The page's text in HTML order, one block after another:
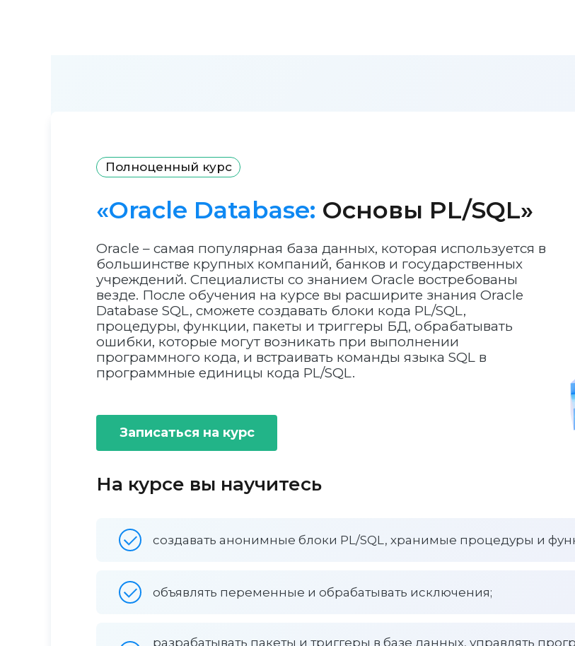
Полноценный курс
«Oracle Database: Основы PL/SQL»
Oracle – самая популярная база данных, которая используется в
большинстве крупных компаний, банков и государственных
учреждений. Специалисты со знанием Oracle востребованы
везде. После обучения на курсе вы расширите знания Oracle
Database SQL, сможете создавать блоки кода PL/SQL,
процедуры, функции, пакеты и триггеры БД, обрабатывать
ошибки, которые могут возникать при выполнении
программного кода, и встраивать команды языка SQL в
программные единицы кода PL/SQL.
Записаться на курс
На курсе вы научитесь
создавать анонимные блоки PL/SQL, хранимые процедуры и
объявлять переменные и обрабатывать исключения;
разрабатывать пакеты и триггеры в базе данных, управлять